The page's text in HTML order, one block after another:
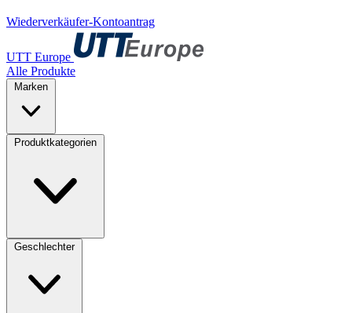
Wiederverkäufer-Kontoantrag
UTT Europe
Alle Produkte
Marken
Produktkategorien
Geschlechter